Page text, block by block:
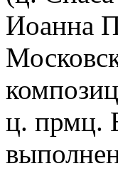
Иоанна
ц. прмц.